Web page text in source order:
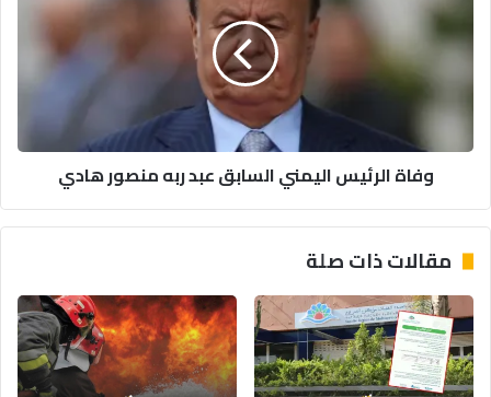
اليمني
السابق
وفاة الرئيس اليمني السابق عبد ربه منصور هادي
مقالات ذات صلة